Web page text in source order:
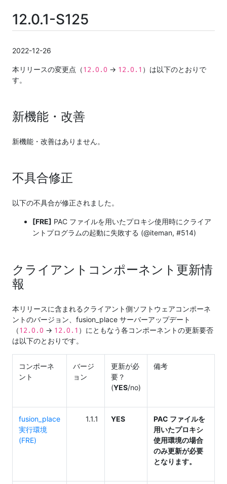
12.0.1-S125
2022-12-26
本リリースの変更点（12.0.0 → 12.0.1 ）は以下のとおりで
す。
新機能・改善
新機能・改善はありません。
不具合修正
以下の不具合が修正されました。
[FRE] PAC ファイルを用いたプロキシ使用時にクライア
ントプログラムの起動に失敗する (@iteman, #514)
クライアントコンポーネント更新情
報
本リリースに含まれるクライアント側ソフトウェアコンポーネ
ントのバージョン、fusion_place サーバーアップデート
（12.0.0 → 12.0.1 ）にともなう各コンポーネントの更新要否
は以下のとおりです。
コンポーネ
ント
バージ
ョン
更新が必
要？
(YES/no)
備考
fusion_place
実行環境
(FRE)
1.1.1 YES
PAC ファイルを
用いたプロキシ
使用環境の場合
のみ更新が必要
となります。